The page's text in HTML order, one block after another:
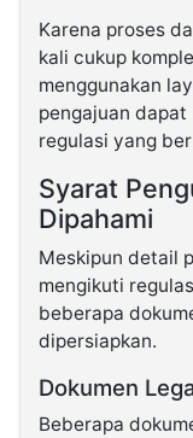
Karena proses
kali cukup
menggunakan
pengajuan
regulasi yang
Syarat
Dipahami
Meskipun detail
mengikuti
beberapa
dipersiapkan.
Dokumen
Beberapa